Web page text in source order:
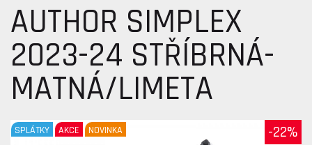
AUTHOR SIMPLEX
2023-24 STŘÍBRNÁ-
MATNÁ/LIMETA
-22%
SPLÁTKY AKCE NOVINKA